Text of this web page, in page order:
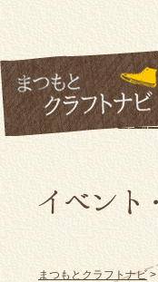
まつもとクラフトナビ>